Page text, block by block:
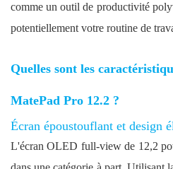
comme un outil de productivité
potentiellement votre routine de
Quelles sont les
MatePad Pro 12.2 ?
Écran époustouflant et design
L'écran OLED full-view de 12,2